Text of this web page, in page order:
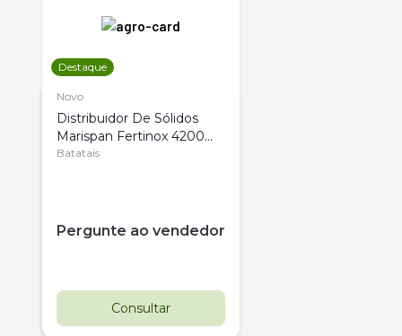
Destaque
Novo
Distribuidor De Sólidos
Marispan Fertinox 4200
Citrus
Batatais
Pergunte ao vendedor
Consultar